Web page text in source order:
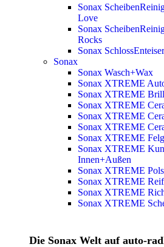
Sonax
Love
Sonax
Rocks
Sonax SchlossEnteiser
Sonax
Sonax Wasch+Wax
Sonax XTREME
Sonax XTREME
Sonax XTREME
Sonax XTREME
Sonax XTREME
Sonax XTREME
Sonax XTREME
Innen+Außen
Sonax XTREME
Sonax XTREME
Sonax XTREME
Sonax XTREME
Die Sonax Welt auf auto-